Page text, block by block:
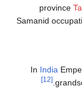
province
Samanid
In India
[12]